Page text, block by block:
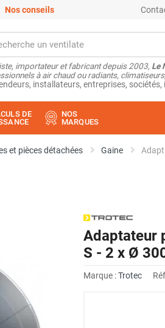
Nos conseils
importateur et fabricant depuis 2003, Le
à air chaud ou radiants,
installateurs, entreprises,
DE
NOS
MARQUES
et pièces détachées Gaine
Adaptateur
S - 2 x Ø
Marque :Trotec